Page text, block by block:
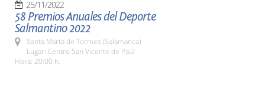
25/11/2022
58 Premios Anuales del Deporte
Salmantino 2022
Santa Marta de Tormes (Salamanca)
Lugar: Centro San Vicente de Paúl
Hora: 20:00 h.